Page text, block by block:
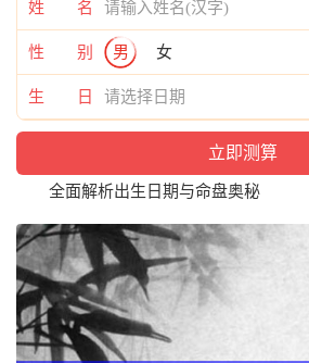
姓 名
性 别 男 女
生 日
全面解析出生日期与命盘奥秘